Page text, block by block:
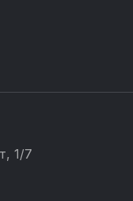
1/7